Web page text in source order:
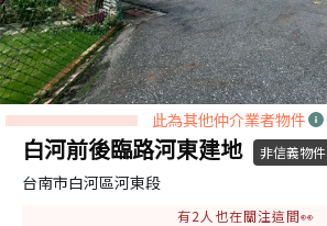
此為其他仲介業者物件
白河前後臨路河東建地 非信義物件
台南市白河區河東段
有2 人也在關注這間👀